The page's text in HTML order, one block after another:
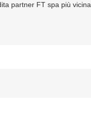
partner FT spa più vicina.